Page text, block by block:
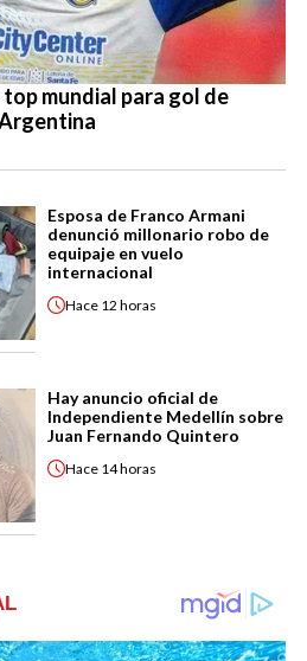
mundial para gol de
Esposa de Franco Armani
denunció millonario robo de
equipaje en vuelo
internacional
Hace 12 horas
Hay anuncio oficial de
Independiente Medellín sobre
Juan Fernando Quintero
Hace 14 horas